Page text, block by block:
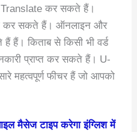
Translate कर सकते हैं।
कर सकते हैं। ऑनलाइन और
किताब से किसी भी वर्ड
प्राप्त कर सकते हैं। U-
महत्वपूर्ण फीचर हैं जो आपको
मैसेज टाइप करेगा इंग्लिश में